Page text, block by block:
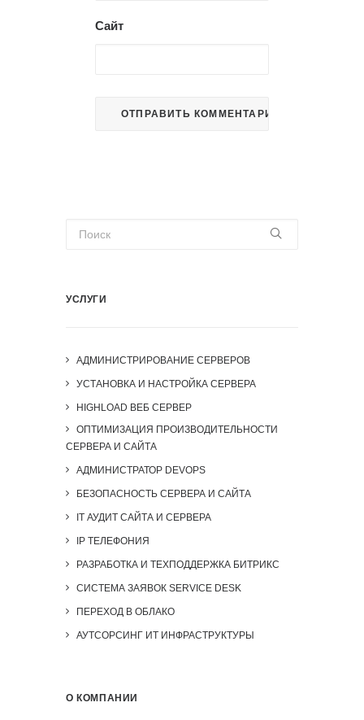
Сайт
УСЛУГИ
АДМИНИСТРИРОВАНИЕ СЕРВЕРОВ
УСТАНОВКА И НАСТРОЙКА СЕРВЕРА
HIGHLOAD ВЕБ СЕРВЕР
ОПТИМИЗАЦИЯ ПРОИЗВОДИТЕЛЬНОСТИ
СЕРВЕРА И САЙТА
АДМИНИСТРАТОР DEVOPS
БЕЗОПАСНОСТЬ СЕРВЕРА И САЙТА
IT АУДИТ САЙТА И СЕРВЕРА
IP ТЕЛЕФОНИЯ
РАЗРАБОТКА И ТЕХПОДДЕРЖКА БИТРИКС
СИСТЕМА ЗАЯВОК SERVICE DESK
ПЕРЕХОД В ОБЛАКО
АУТСОРСИНГ ИТ ИНФРАСТРУКТУРЫ
О КОМПАНИИ